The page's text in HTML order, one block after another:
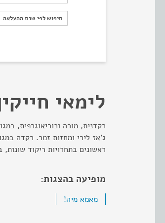
חיפוש לפי שנת
חיפוש לפי שנת ההעלאה
לימאי
רקדנית, מורה וכוריאוגרפית,
ג'אז לירי ומחזות זמר. רקדה
ראשונים בתחרויות ריקוד שונות,
מופיעה בהצגות:
מאמא מיה!